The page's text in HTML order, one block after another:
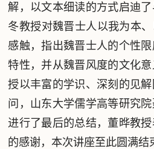
解，以文本细读的方式启迪
冬教授对魏晋士人以我为本
感触，指出魏晋士人的个性
特性，并从魏晋风度的文化
授以丰富的学识、深刻的见
问，山东大学儒学高等研究
进行了最后的总结，董晔教
的感谢，本次讲座至此圆满结